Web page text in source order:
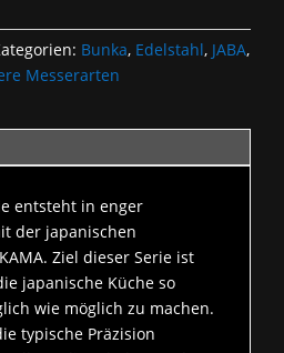
Bunka, Edelstahl, JABA,
Messerarten
entsteht in enger
der japanischen
Ziel dieser Serie ist
japanische Küche so
wie möglich zu machen.
typische Präzision